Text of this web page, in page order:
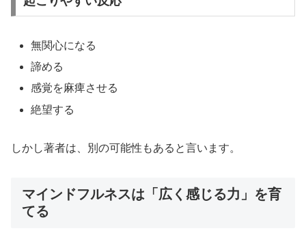
無関心になる
諦める
感覚を麻痺させる
絶望する
しかし著者は、別の可能性もあると言います。
マインドフルネスは「広く感じる力」を育
てる